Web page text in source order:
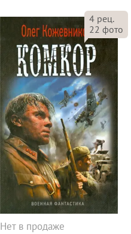
4 рец.
22 фото
Нет в продаже